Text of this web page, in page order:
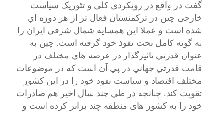
گفت در واقع در رویکردی کلی و تئوریک سیاست
خارجی چین در تركمنستان فعال تر از هر دوره اي
شده است و عملا اين همسايه شمال شرقي ايران را
به گونه كامل تحت نفوذ خود گرفته است. چين به
عنوان قدرتي تاثیرگذار در عرصه هاي مختلف در
قامت قدرتي جهاني در پي آن است كه در موضوعات
مختلف اقتصاد و سياست نفوذ خود را در اين كشور
تقويت كند. چنانچه در طي چند سال اخير هم صادرات
خود را به کشور های منطقه چند برابر کرده است و